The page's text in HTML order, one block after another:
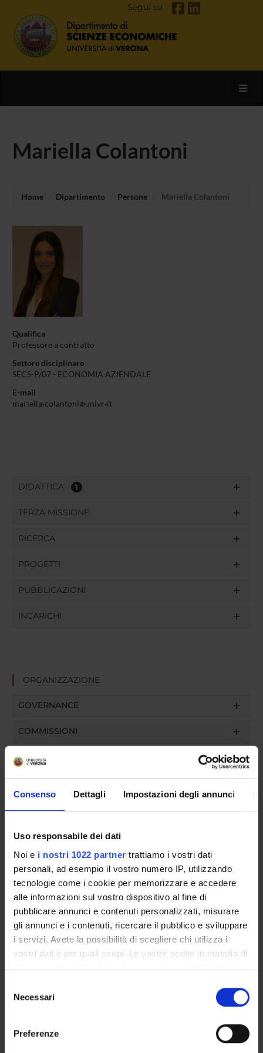
Consenso Dettagli Impostazioni degli annunci
Uso responsabile dei dati
Noi e i nostri 1022 partner trattiamo i vostri dati
personali, ad esempio il vostro numero IP, utilizzando
tecnologie come i cookie per memorizzare e accedere
alle informazioni sul vostro dispositivo al fine di
pubblicare annunci e contenuti personalizzati, misurare
gli annunci e i contenuti, ricercare il pubblico e sviluppare
i servizi. Avete la possibilità di scegliere chi utilizza i
vostri dati e per quali scopi. Le vostre scelte in materia di
privacy sono applicabili solo su questa proprietà digitale
modificare o revocare il proprio consenso in qualsiasi
momento dalla Dichiarazione sui cookie o facendo clic
delNecessari
Preferenze
Segui su
Mariella Colantoni
Home Dipartimento Persone Mariella Colantoni
Qualifica
Professore a contratto
Settore disciplinare
SECS-P/07 - ECONOMIA AZIENDALE
E-mail
mariella colantoni univr it
DIDATTICA 1
TERZA MISSIONE
RICERCA
PROGETTI
PUBBLICAZIONI
INCARICHI
ORGANIZZAZIONE
GOVERNANCE
COMMISSIONI
UFFICI E STRUTTURE DI SERVIZIO
STRUTTURE DEL DIPARTIMENTO
LABORATORI DI RICERCA
CENTRI DI RICERCA
BIBLIOTECHE
SPIN OFF E AZIENDE
Contatti
Calendario